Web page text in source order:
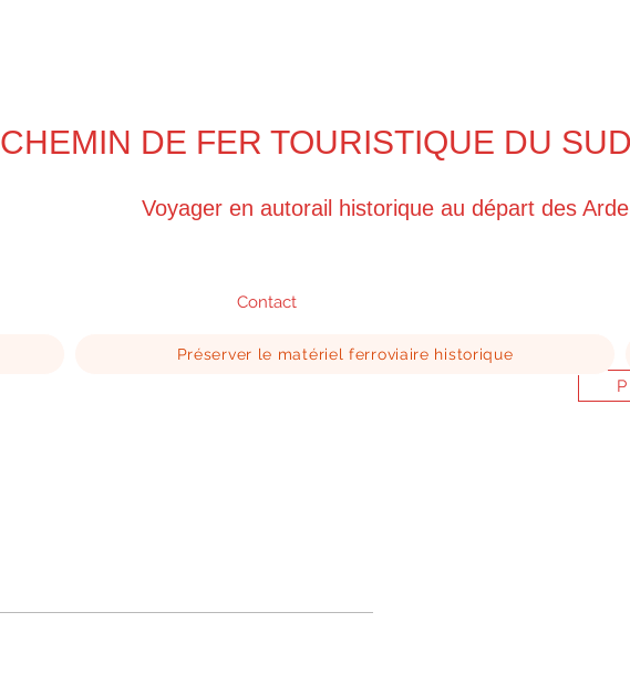
CHEMIN DE FER TOURISTIQUE DU
Voyager en autorail historique au départ des
Contact
Préserver le matériel ferroviaire historique